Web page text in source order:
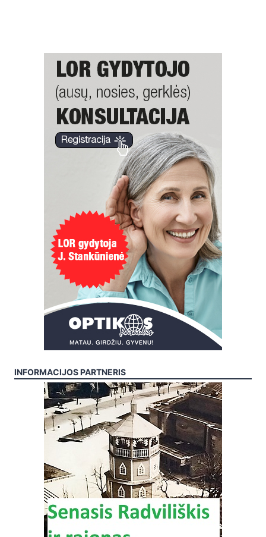
INFORMACIJOS PARTNERIS